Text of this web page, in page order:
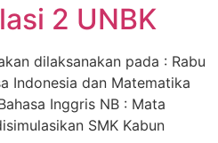
2 UNBK
dilaksanakan pada : Rabu
Indonesia dan Matematika
Inggris NB : Mata
SMK Kabun